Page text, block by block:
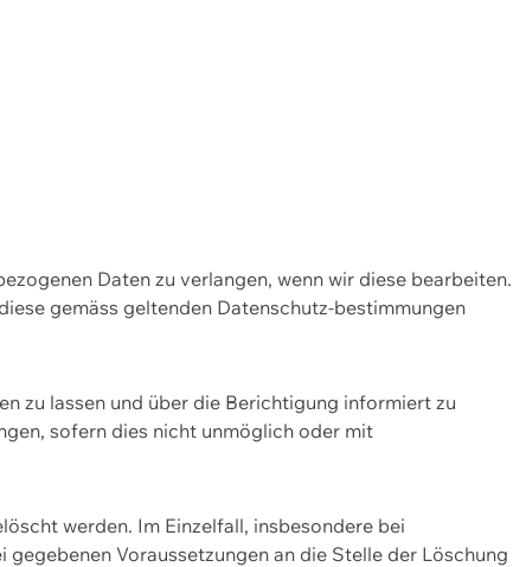
Daten zu verlangen, wenn wir diese bearbeiten.
gemäss geltenden Datenschutz-bestimmungen
zu lassen und über die Berichtigung informiert zu
sofern dies nicht unmöglich oder mit
werden. Im Einzelfall, insbesondere bei
Voraussetzungen an die Stelle der Löschung